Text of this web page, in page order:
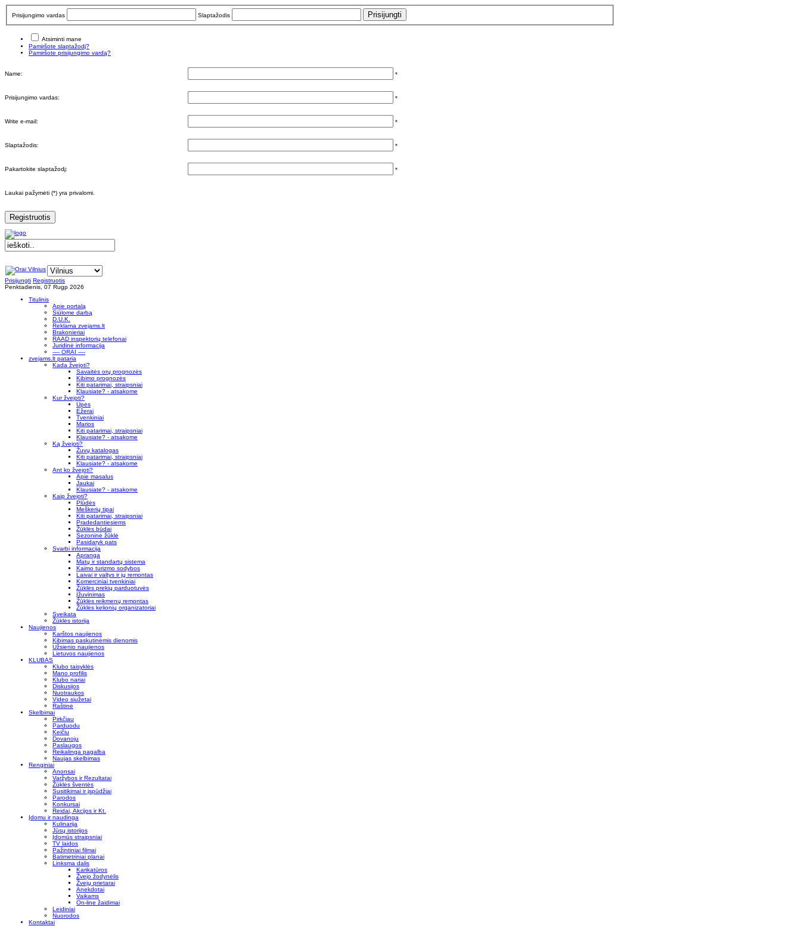
Prisijungimo vardas Slaptažodis
Atsiminti mane
Pamiršote slaptažodį?
Pamiršote prisijungimo vardą?
Name: *
Prisijungimo vardas: *
Write e-mail: *
Slaptažodis: *
Pakartokite slaptažodį: *
Laukai pažymėti (*) yra privalomi.
Registruotis
Prisijungti Registruotis
Penktadienis, 07 Rugp 2026
Titulinis
Apie portalą
Siūlome darbą
D.U.K.
Reklama zvejams.lt
Brakonieriai
RAAD inspektorių telefonai
Juridinė informacija
---- ORAI ----
zvejams.lt pataria
Kada žvejoti?
Savaitės orų prognozės
Kibimo prognozės
Kiti patarimai, straipsniai
Klausiate? - atsakome
Kur žvejoti?
Upės
Ežerai
Tvenkiniai
Marios
Kiti patarimai, straipsniai
Klausiate? - atsakome
Ką žvejoti?
Žuvų katalogas
Kiti patarimai, straipsniai
Klausiate? - atsakome
Ant ko žvejoti?
Apie masalus
Jaukai
Klausiate? - atsakome
Kaip žvejoti?
Plūdės
Meškerių tipai
Kiti patarimai, straipsniai
Pradedantiesiems
Žūklės būdai
Sezoninė žūklė
Pasidaryk pats
Svarbi informacija
Apranga
Matų ir standartų sistema
Kaimo turizmo sodybos
Laivai ir valtys ir jų remontas
Komerciniai tvenkiniai
Žūklės prekių parduotuvės
Įžuvinimas
Žūklės reikmenų remontas
Žūklės kelionių organizatoriai
Sveikata
Žūklės istorija
Naujienos
Karštos naujienos
Kibimas paskutinėmis dienomis
Užsienio naujienos
Lietuvos naujienos
KLUBAS
Klubo taisyklės
Mano profilis
Klubo nariai
Diskusijos
Nuotraukos
Video siužetai
Raštinė
Skelbimai
Pirkčiau
Parduodu
Keičiu
Dovanoju
Paslaugos
Reikalinga pagalba
Naujas skelbimas
Renginiai
Anonsai
Varžybos ir Rezultatai
Žūklės šventės
Susitikimai ir įspūdžiai
Parodos
Konkursai
Reidai, Akcijos ir Kt.
Įdomu ir naudinga
Kulinarija
Jūsų istorijos
Įdomūs straipsniai
TV laidos
Pažintiniai filmai
Batimetriniai planai
Linksma dalis
Karikatūros
Žvejo žodynėlis
Žvejų prietarai
Anekdotai
Vaikams
On-line žaidimai
Leidiniai
Nuorodos
Kontaktai